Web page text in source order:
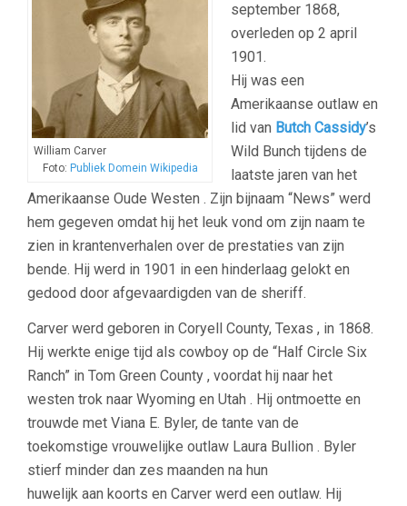
William Carver
Foto: Publiek Domein Wikipedia
september 1868,
overleden op 2 april
1901.
Hij was een
Amerikaanse outlaw en
lid van Butch Cassidy’s
Wild Bunch tijdens de
laatste jaren van het
Amerikaanse Oude Westen . Zijn bijnaam “News” werd
hem gegeven omdat hij het leuk vond om zijn naam te
zien in krantenverhalen over de prestaties van zijn
bende. Hij werd in 1901 in een hinderlaag gelokt en
gedood door afgevaardigden van de sheriff.
Carver werd geboren in Coryell County, Texas , in 1868.
Hij werkte enige tijd als cowboy op de “Half Circle Six
Ranch” in Tom Green County , voordat hij naar het
westen trok naar Wyoming en Utah . Hij ontmoette en
trouwde met Viana E. Byler, de tante van de
toekomstige vrouwelijke outlaw Laura Bullion . Byler
stierf minder dan zes maanden na hun
huwelijk aan koorts en Carver werd een outlaw. Hij